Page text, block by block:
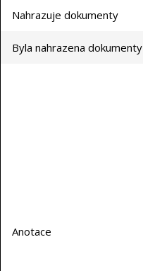
Nahrazuje dokumenty
Byla nahrazena dokumenty
Anotace